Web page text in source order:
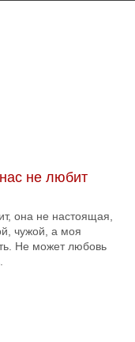
не любит
она не настоящая,
чужой, а моя
Не может любовь